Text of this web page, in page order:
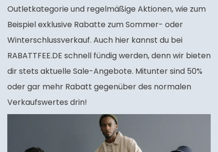
Outletkategorie und regelmäßige Aktionen, wie zum
Beispiel exklusive Rabatte zum Sommer- oder
Winterschlussverkauf. Auch hier kannst du bei
RABATTFEE.DE schnell fündig werden, denn wir bieten
dir stets aktuelle Sale-Angebote. Mitunter sind 50%
oder gar mehr Rabatt gegenüber des normalen
Verkaufswertes drin!